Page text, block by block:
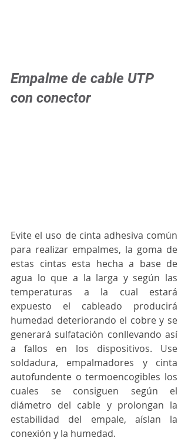
Empalme de cable UTP
con conector
Evite el uso de cinta adhesiva común
para realizar empalmes, la goma de
estas cintas esta hecha a base de
agua lo que a la larga y según las
temperaturas a la cual estará
expuesto el cableado producirá
humedad deteriorando el cobre y se
generará sulfatación conllevando así
a fallos en los dispositivos. Use
soldadura, empalmadores y cinta
autofundente o termoencogibles los
cuales se consiguen según el
diámetro del cable y prolongan la
estabilidad del empale, aíslan la
conexión y la humedad.